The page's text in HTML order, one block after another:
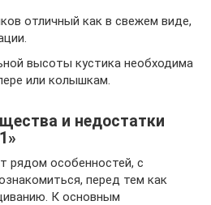
отличный как в свежем виде,
высоты кустика необходима
или колышкам.
и недостатки
рядом особенностей, с
перед тем как
К основным